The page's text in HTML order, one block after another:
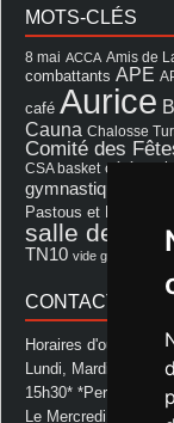
MOTS-CLÉS
8 mai ACCA Amis de
combattants APE
café Aurice
Cauna Chalosse
Comité des
CSA basket cérémonie
gymnastique
Pastous et
salle des
TN10 vide grenier
CONTACT
Horaires d'ouverture
Lundi, Mardi, Jeudi
15h30*
Le Mercredi : de